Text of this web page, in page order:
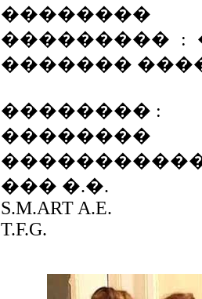
��������� :
�������
�������� :
��� �.�.
S.M.ART A.E.
T.F.G.